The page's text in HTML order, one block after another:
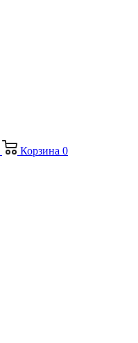
Корзина 0